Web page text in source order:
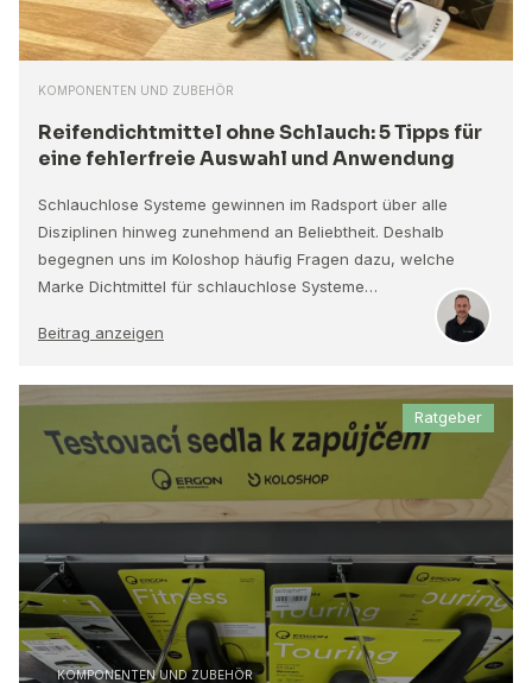
KOMPONENTEN UND ZUBEHÖR
Reifendichtmittel ohne Schlauch: 5 Tipps für
eine fehlerfreie Auswahl und Anwendung
Schlauchlose Systeme gewinnen im Radsport über alle
Disziplinen hinweg zunehmend an Beliebtheit. Deshalb
begegnen uns im Koloshop häufig Fragen dazu, welche
Marke Dichtmittel für schlauchlose Systeme…
Beitrag anzeigen
Ratgeber
KOMPONENTEN UND ZUBEHÖR